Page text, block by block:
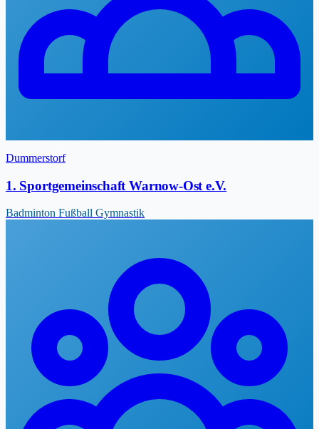
Dummerstorf
1. Sportgemeinschaft Warnow-Ost e.V.
Badminton Fußball Gymnastik